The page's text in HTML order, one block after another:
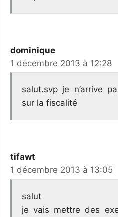
dominique
1 décembre 2013 à 12:28
salut.svp je n’arrive
sur la fiscalité
tifawt
1 décembre 2013 à 13:05
salut
je vais mettre des